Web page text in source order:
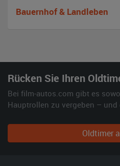
Bauernhof & Landleben
Rücken Sie Ihren
Bei film-autos.com gibt es
Hauptrollen zu vergeben – und
Oldtimer